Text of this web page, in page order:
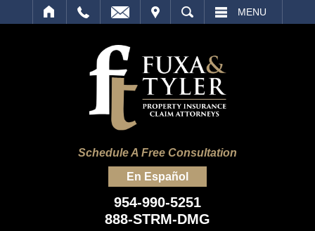
SEARCH MENU
Schedule A Free Consultation
En Español
954-990-5251
888-STRM-DMG